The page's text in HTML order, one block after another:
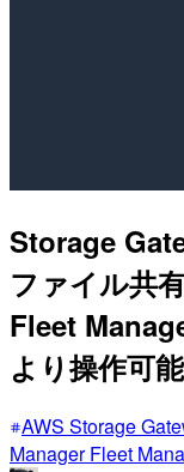
Storage
ファイル共
Fleet
より操作可
AWS Storage
Manager Fleet